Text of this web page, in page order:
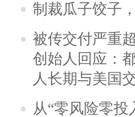
制裁瓜子饺子
被传交付严重
创始人回应：
人长期与美国
从“零风险零